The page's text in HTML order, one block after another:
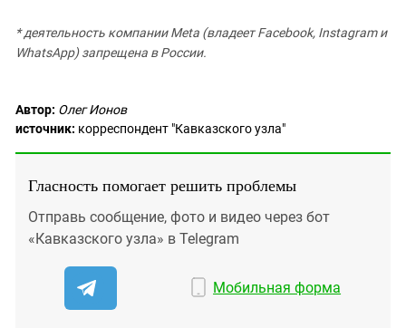
* деятельность компании Meta (владеет Facebook, Instagram и
WhatsApp) запрещена в России.
Автор: Олег Ионов
источник: корреспондент "Кавказского узла"
Гласность помогает решить проблемы
Отправь сообщение, фото и видео через бот
«Кавказского узла» в Telegram
Мобильная форма